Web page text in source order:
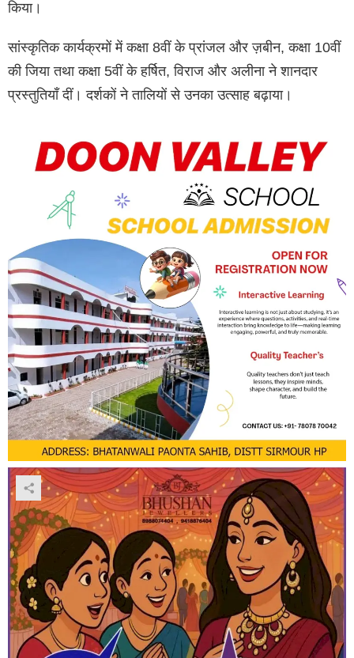
किया।
सांस्कृतिक कार्यक्रमों में कक्षा 8वीं के प्रांजल और ज़बीन, कक्षा 10वीं
की जिया तथा कक्षा 5वीं के हर्षित, विराज और अलीना ने शानदार
प्रस्तुतियाँ दीं। दर्शकों ने तालियों से उनका उत्साह बढ़ाया।